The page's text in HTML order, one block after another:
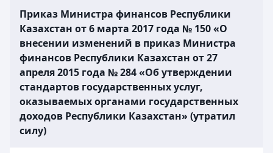
Приказ Министра финансов Республики
Казахстан от 6 марта 2017 года № 150 «О
внесении изменений в приказ Министра
финансов Республики Казахстан от 27
апреля 2015 года № 284 «Об утверждении
стандартов государственных услуг,
оказываемых органами государственных
доходов Республики Казахстан» (утратил
силу)